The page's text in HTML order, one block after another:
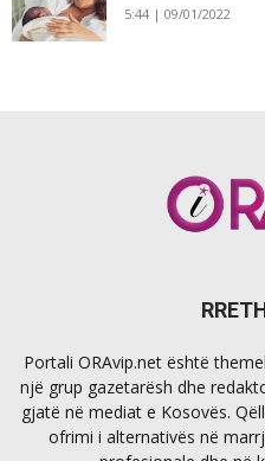
5:44 | 09/01/2022
Portali ORAvip.net është
një grup gazetarësh dhe
gjatë në mediat e Kosovës.
ofrimi i alternativës në